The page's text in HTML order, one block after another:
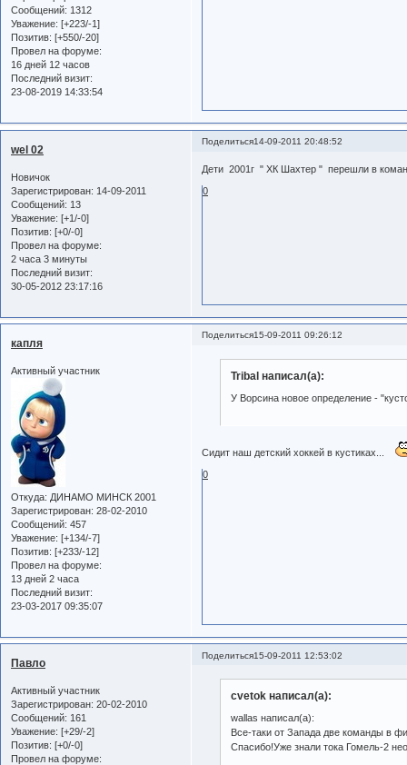
Сообщений: 1312
Уважение: [+223/-1]
Позитив: [+550/-20]
Провел на форуме:
16 дней 12 часов
Последний визит:
23-08-2019 14:33:54
Поделиться14-09-2011 20:48:52
wel 02
Новичок
Зарегистрирован: 14-09-2011
Сообщений: 13
Уважение: [+1/-0]
Позитив: [+0/-0]
Провел на форуме:
2 часа 3 минуты
Последний визит:
30-05-2012 23:17:16
Дети 2001г " ХК Шахтер " перешли в
0
Поделиться15-09-2011 09:26:12
капля
Активный участник
Откуда: ДИНАМО МИНСК 2001
Зарегистрирован: 28-02-2010
Сообщений: 457
Уважение: [+134/-7]
Позитив: [+233/-12]
Провел на форуме:
13 дней 2 часа
Последний визит:
23-03-2017 09:35:07
Tribal написал(а):
У Ворсина новое определение -
Сидит наш детский хоккей в кустиках...
0
Поделиться15-09-2011 12:53:02
Павло
Активный участник
Зарегистрирован: 20-02-2010
Сообщений: 161
Уважение: [+29/-2]
Позитив: [+0/-0]
Провел на форуме:
cvetok написал(а):
wallas написал(а):
Все-таки от Запада две команды в
Спасибо!Уже знали тока Гомель-2